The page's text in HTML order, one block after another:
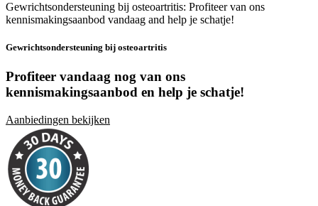
Gewrichtsondersteuning bij osteoartritis: Profiteer van ons
kennismakingsaanbod vandaag and help je schatje!
Gewrichtsondersteuning bij osteoartritis
Profiteer vandaag nog van ons
kennismakingsaanbod en help je schatje!
Aanbiedingen bekijken